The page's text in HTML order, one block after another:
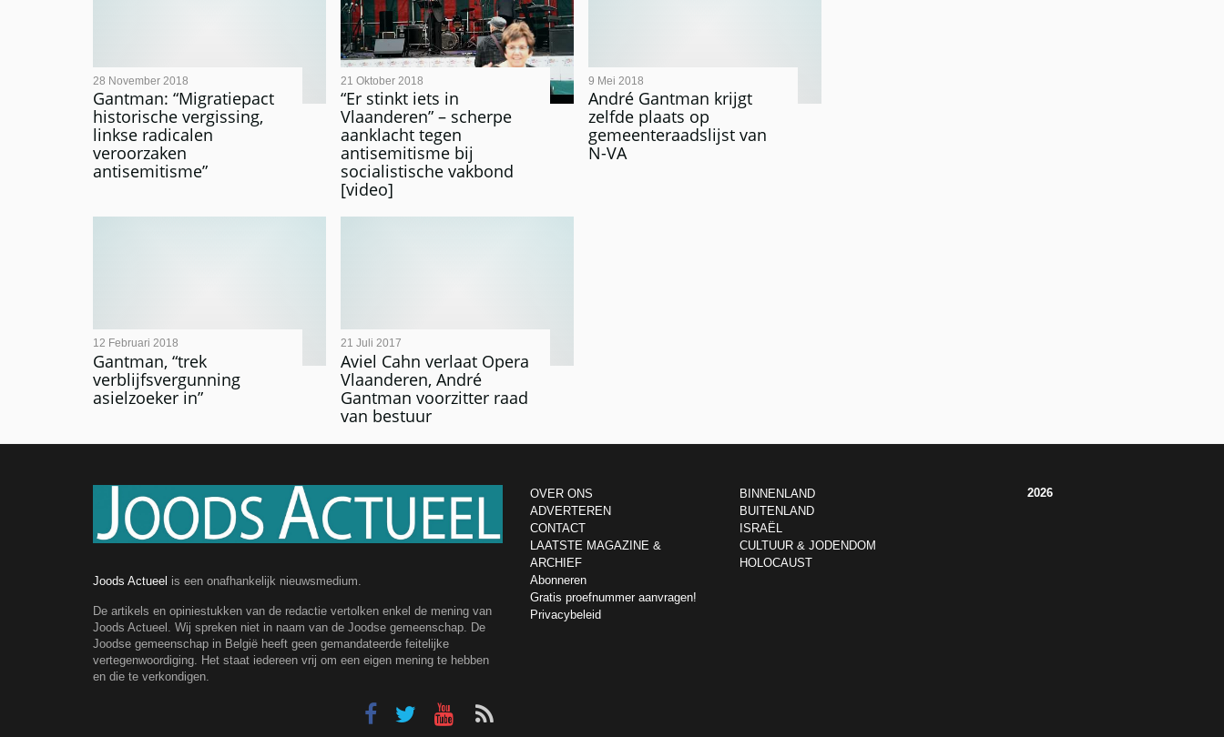
Gantman: “Migratiepact
historische vergissing,
linkse radicalen
veroorzaken
antisemitisme”
28 November 2018
“Er stinkt iets in
Vlaanderen” – scherpe
aanklacht tegen
antisemitisme bij
socialistische vakbond
[video]
21 Oktober 2018
André Gantman krijgt
zelfde plaats op
gemeenteraadslijst van
N-VA
9 Mei 2018
Gantman, “trek
verblijfsvergunning
asielzoeker in”
12 Februari 2018
Aviel Cahn verlaat Opera
Vlaanderen, André
Gantman voorzitter raad
van bestuur
21 Juli 2017
Joods Actueel is een onafhankelijk nieuwsmedium.
De artikels en opiniestukken van de redactie vertolken enkel de mening van
Joods Actueel. Wij spreken niet in naam van de Joodse gemeenschap. De
Joodse gemeenschap in België heeft geen gemandateerde feitelijke
vertegenwoordiging. Het staat iedereen vrij om een eigen mening te hebben
en die te verkondigen.
OVER ONS
ADVERTEREN
CONTACT
LAATSTE MAGAZINE &
ARCHIEF
Abonneren
Gratis proefnummer aanvragen!
Privacybeleid
BINNENLAND
BUITENLAND
ISRAËL
CULTUUR & JODENDOM
HOLOCAUST
2026